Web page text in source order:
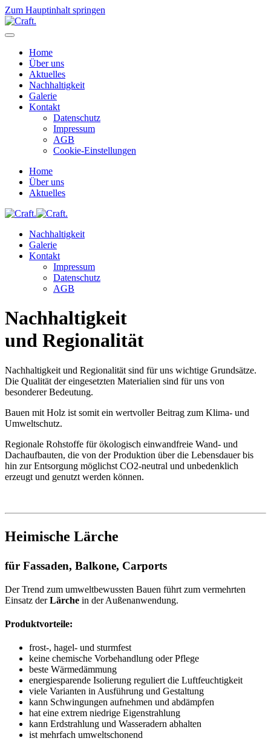
Zum Hauptinhalt springen
Home
Über uns
Aktuelles
Nachhaltigkeit
Galerie
Kontakt
Datenschutz
Impressum
AGB
Cookie-Einstellungen
Home
Über uns
Aktuelles
Nachhaltigkeit
Galerie
Kontakt
Impressum
Datenschutz
AGB
Nachhaltigkeit
und Regionalität
Nachhaltigkeit und Regionalität sind für uns wichtige Grundsätze.
Die Qualität der eingesetzten Materialien sind für uns von
besonderer Bedeutung.
Bauen mit Holz ist somit ein wertvoller Beitrag zum Klima- und
Umweltschutz.
Regionale Rohstoffe für ökologisch einwandfreie Wand- und
Dachaufbauten, die von der Produktion über die Lebensdauer bis
hin zur Entsorgung möglichst CO2-neutral und unbedenklich
erzeugt und genutzt werden können.
Heimische Lärche
für Fassaden, Balkone, Carports
Der Trend zum umweltbewussten Bauen führt zum vermehrten
Einsatz derLärche in der Außenanwendung.
Produktvorteile:
frost-, hagel- und sturmfest
keine chemische Vorbehandlung oder Pflege
beste Wärmedämmung
energiesparende Isolierung reguliert die Luftfeuchtigkeit
viele Varianten in Ausführung und Gestaltung
kann Schwingungen aufnehmen und abdämpfen
hat eine extrem niedrige Eigenstrahlung
kann Erdstrahlung und Wasseradern abhalten
ist mehrfach umweltschonend